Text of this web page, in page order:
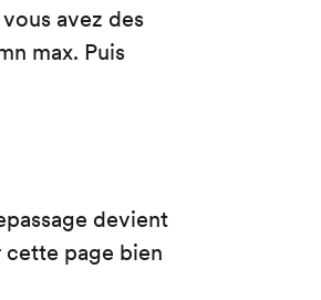
avez des
max. Puis
devient
cette page bien